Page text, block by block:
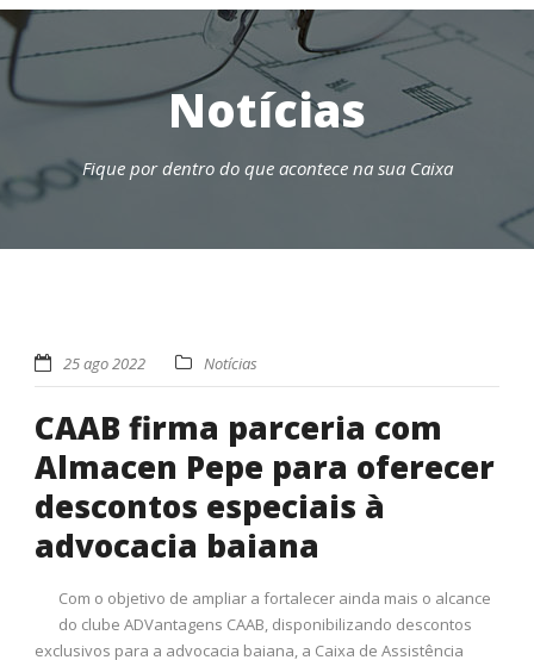
Notícias
Fique por dentro do que acontece na sua Caixa
25 ago 2022 Notícias
CAAB firma parceria com
Almacen Pepe para oferecer
descontos especiais à
advocacia baiana
Com o objetivo de ampliar a fortalecer ainda mais o alcance
do clube ADVantagens CAAB, disponibilizando descontos
exclusivos para a advocacia baiana, a Caixa de Assistência